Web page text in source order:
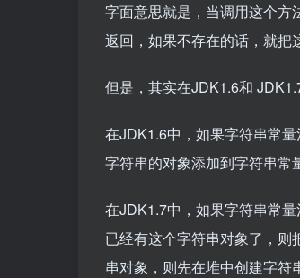
字面意思就是，当调用这个方
返回，如果不存在的话，就把
但是，其实在JDK1.6和
在JDK1.6中，如果字符串常
字符串的对象添加到字符串常
在JDK1.7中，如果字符串常
已经有这个字符串对象了，
串对象，则先在堆中创建字